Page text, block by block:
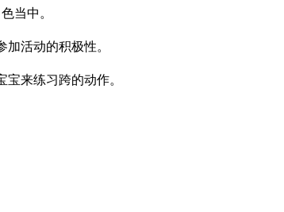
当中。
活动的积极性。
来练习跨的动作。